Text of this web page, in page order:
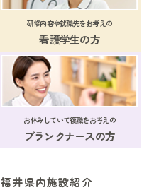
研修内容や就職先をお考えの
看護学生の方
お休みしていて復職をお考えの
ブランクナースの方
福井県内施設紹介